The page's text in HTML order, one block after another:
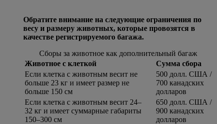
Обратите внимание на следующие ограничения по
весу и размеру животных, которые провозятся в
качестве регистрируемого багажа.
Сборы за животное как дополнительный багаж
Животное с клеткой
Сумма сбора
Если клетка с животным весит не
больше 23 кг и имеет размер не
больше 150 см
500 долл. США /
700 канадских
долларов
Если клетка с животным весит 24–
32 кг и имеет суммарные габариты
150–300 см
650 долл. США /
900 канадских
долларов